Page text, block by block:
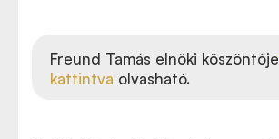
Freund Tamás elnöki köszöntője
kattintva olvasható.